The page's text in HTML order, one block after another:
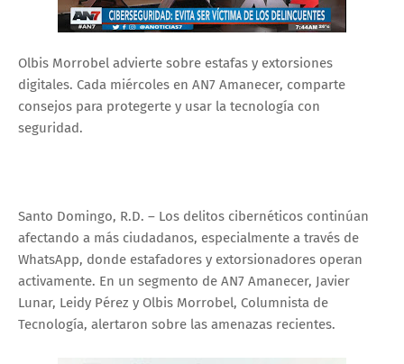
Olbis Morrobel advierte sobre estafas y extorsiones
digitales. Cada miércoles en AN7 Amanecer, comparte
consejos para protegerte y usar la tecnología con
seguridad.
Santo Domingo, R.D. – Los delitos cibernéticos continúan
afectando a más ciudadanos, especialmente a través de
WhatsApp, donde estafadores y extorsionadores operan
activamente. En un segmento de AN7 Amanecer, Javier
Lunar, Leidy Pérez y Olbis Morrobel, Columnista de
Tecnología, alertaron sobre las amenazas recientes.